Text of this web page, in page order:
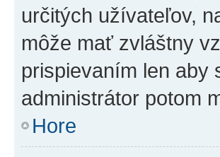
určitých užívateľov,
môže mať zvláštny
prispievaním len aby
administrátor potom
Hore